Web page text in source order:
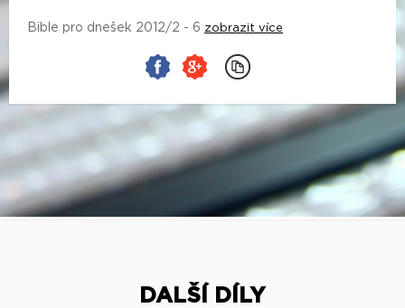
Bible pro dnešek 2012/2 - 6 zobrazit více
DALŠÍ DÍLY